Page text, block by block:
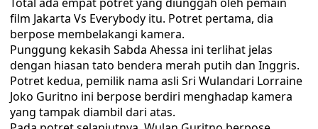
film Jakarta Vs Everybody itu. Potret pertama, dia
berpose membelakangi kamera.
Punggung kekasih Sabda Ahessa ini terlihat jelas
dengan hiasan tato bendera merah putih dan Inggris.
Potret kedua, pemilik nama asli Sri Wulandari Lorraine
Joko Guritno ini berpose berdiri menghadap kamera
yang tampak diambil dari atas.